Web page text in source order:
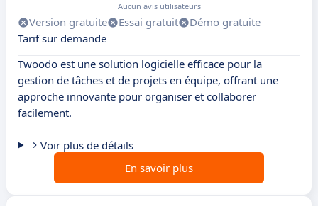
Aucun avis utilisateurs
Version gratuite Essai gratuit
Démo gratuite
Tarif sur demande
Twoodo est une solution logicielle efficace pour la
gestion de tâches et de projets en équipe, offrant une
approche innovante pour organiser et collaborer
facilement.
Voir plus de détails
En savoir plus